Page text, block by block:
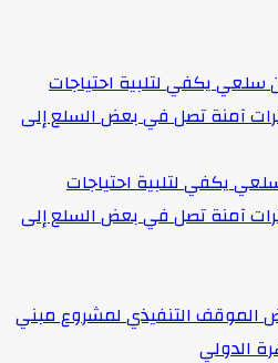
يكفي لتلبية احتياجات
آمنة تصل في بعض السلع إلى